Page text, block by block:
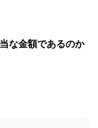
な金額であるのか